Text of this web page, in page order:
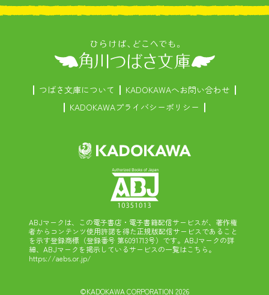
つばさ文庫について
KADOKAWAへお問い合わせ
KADOKAWAプライバシーポリシー
ABJマークは、この電子書店・電子書籍配信サービスが、著作権
者からコンテンツ使用許諾を得た正規版配信サービスであること
を示す登録商標（登録番号 第6091713号）です。ABJマークの詳
細、ABJマークを掲示しているサービスの一覧はこちら。
https://aebs.or.jp/
©KADOKAWA CORPORATION 2026